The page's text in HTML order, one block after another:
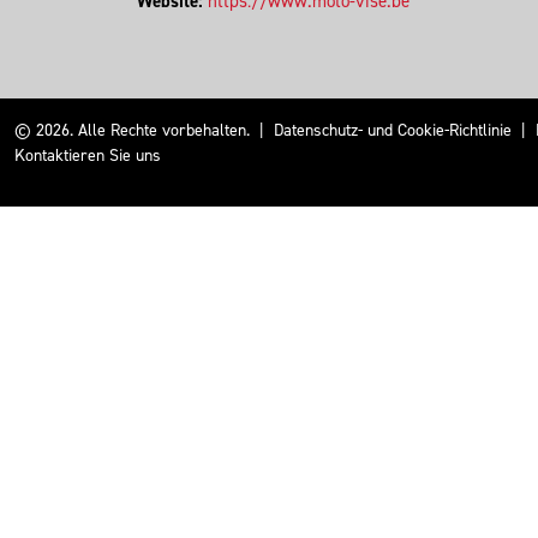
© 2026. Alle Rechte vorbehalten. Datenschutz- und Cookie-Richtlinie
Kontaktieren Sie uns